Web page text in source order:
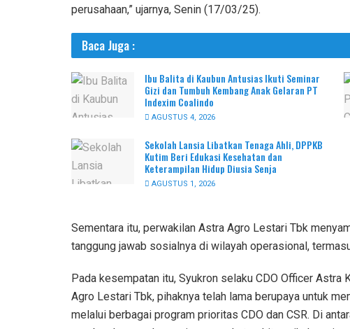
perusahaan,” ujarnya, Senin (17/03/25).
Baca Juga :
Ibu Balita di Kaubun Antusias Ikuti Seminar
Gizi dan Tumbuh Kembang Anak Gelaran PT
Indexim Coalindo
AGUSTUS 4, 2026
Sekolah Lansia Libatkan Tenaga Ahli, DPPKB
Kutim Beri Edukasi Kesehatan dan
Keterampilan Hidup Diusia Senja
AGUSTUS 1, 2026
Sementara itu, perwakilan Astra Agro Lestari Tbk
tanggung jawab sosialnya di wilayah operasional,
Pada kesempatan itu, Syukron selaku CDO Officer
Agro Lestari Tbk, pihaknya telah lama berupaya untuk
melalui berbagai program prioritas CDO dan CSR. Di